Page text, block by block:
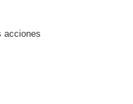
acciones